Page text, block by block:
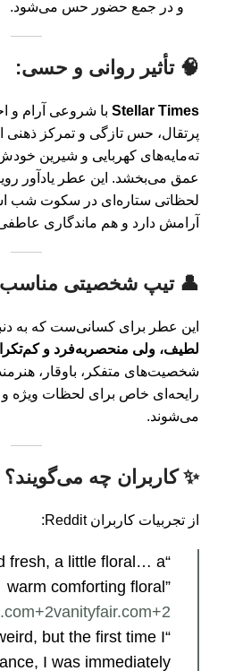
و در جمع حضور حس می‌شود.
🧠 تأثیر روانی و حسی:
Stellar Times با شروعی آرام و
پرتقال، حس تازگی و تمرکز ذهنی
ته‌مایه‌های کهربایی و شیرین
عمق می‌بخشد. این عطر یادآور
لحظاتی ستاره‌ای در سکوت
آرامش دارد و هم ماندگاری
👤 تیپ شخصیتی
این عطر برای کسانی‌ست که به
لطیف، ولی منحصربه‌فرد و
شخصیت‌های متفکر، باوقار،
رایحه‌ای خاص برای لحظات ویژه و
می‌شوند.
✨ کاربران چه می‌گویند؟
از تجربیات کاربران Reddit:
fresh, a little floral… a
warm comforting floral”
+2vanityfair.com+2
but the first time I
I was immediately